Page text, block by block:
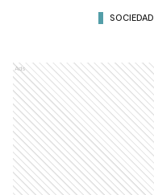
SOCIEDAD
Ads